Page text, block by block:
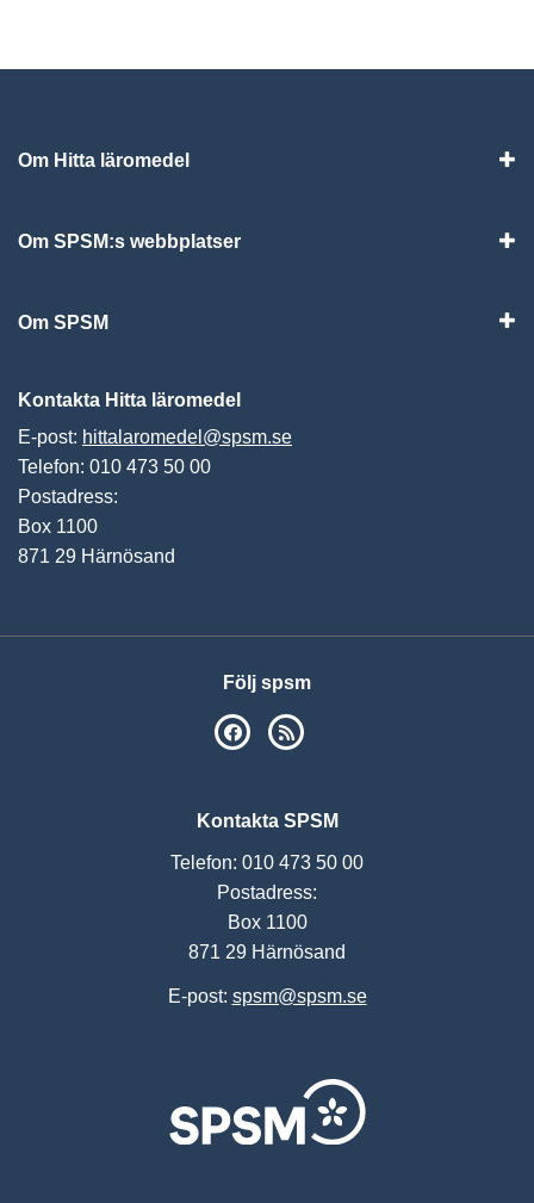
Om Hitta läromedel
Om SPSM:s webbplatser
Om SPSM
Kontakta Hitta läromedel
E-post: hittalaromedel@spsm.se
Telefon: 010 473 50 00
Postadress:
Box 1100
871 29 Härnösand
Följ spsm
SPSM på Facebook
Kontakta SPSM
Telefon: 010 473 50 00
Postadress:
Box 1100
871 29 Härnösand
E-post: spsm@spsm.se